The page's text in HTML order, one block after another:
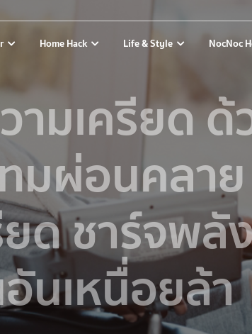
Home Hack Life & Style NocNoc
มเครียด ด้
ทมผ่อนคลาย
ด ชาร์จพลั
นเหนื่อยล้า